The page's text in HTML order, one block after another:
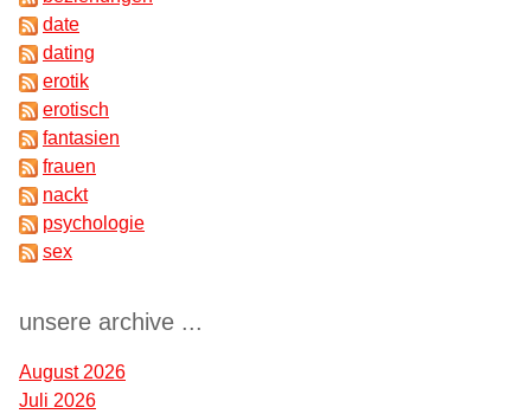
date
dating
erotik
erotisch
fantasien
frauen
nackt
psychologie
sex
unsere archive ...
August 2026
Juli 2026